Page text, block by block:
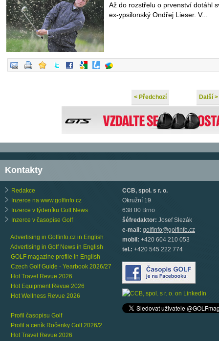
Až do rozstřelu o prvenství dotáhl
ex-ypsilonský Ondřej Lieser. V...
< Předchozí Další >
Kontakty
Redakce
Inzerce na www.golfinfo.cz
Inzerce v týdeníku Golf News
Inzerce v časopise Golf
Advertising in Golfinfo.cz in English
Advertising in Golf News in English
GOLF magazine profile in English
Czech Golf Guide - Yearbook 2026/27
Hot Travel Revue 2026
Hot Equipment Revue 2026
Hot Wellness Revue 2026
Profil časopisu Golf
Profil a ceník Ročenky Golf 2026/2
Hot Travel Revue 2026
CCB, spol. s r. o.
Okružní 19
638 00 Brno
šéfredaktor: Josef Slezák
e-mail: golfinfo@golfinfo.cz
mobil: +420 604 210 053
tel.: +420 545 222 774